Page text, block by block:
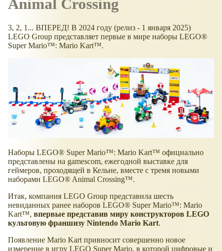
Animal Crossing
3, 2, 1... ВПЕРЕД! В 2024 году (релиз - 1 января 2025)
LEGO Group представляет первые в мире наборы LEGO®
Super Mario™: Mario Kart™.
Наборы LEGO® Super Mario™: Mario Kart™ официально
представлены на gamescom, ежегодной выставке для
геймеров, проходящей в Кельне, вместе с тремя новыми
наборами LEGO® Animal Crossing™.
Итак, компания LEGO Group представила шесть
невиданных ранее наборов LEGO® Super Mario™: Mario
Kart™, впервые представив миру конструкторов LEGO
культовую франшизу Nintendo Mario Kart.
Появление Mario Kart привносит совершенно новое
измерение в игру LEGO Super Mario, в которой цифровые и